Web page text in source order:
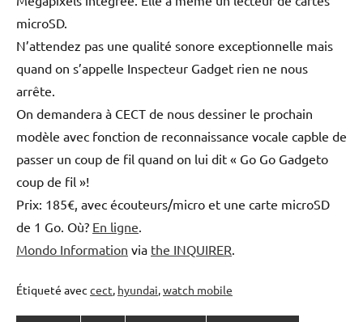
microSD.
N’attendez pas une qualité sonore exceptionnelle mais
quand on s’appelle Inspecteur Gadget rien ne nous
arrête.
On demandera à CECT de nous dessiner le prochain
modèle avec fonction de reconnaissance vocale capble de
passer un coup de fil quand on lui dit « Go Go Gadgeto
coup de fil »!
Prix: 185€, avec écouteurs/micro et une carte microSD
de 1 Go. Où? En ligne
Mondo Information via the INQUIRER
Étiqueté avec cect, hyundai,watch mobile